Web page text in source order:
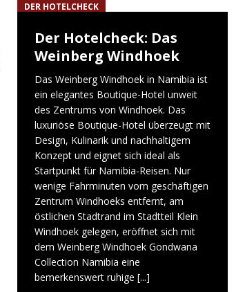
DER HOTELCHECK
Der Hotelcheck: Das
Weinberg Windhoek
Das Weinberg Windhoek in Namibia ist
ein elegantes Boutique-Hotel unweit
des Zentrums von Windhoek. Das
luxuriöse Boutique-Hotel überzeugt mit
Design, Kulinarik und nachhaltigem
Konzept und eignet sich ideal als
Startpunkt für Namibia-Reisen. Nur
wenige Fahrminuten vom geschäftigen
Zentrum Windhoeks entfernt, am
östlichen Stadtrand im Stadtteil Klein
Windhoek gelegen, eröffnet sich mit
dem Weinberg Windhoek Gondwana
Collection Namibia eine
bemerkenswert ruhige [...]